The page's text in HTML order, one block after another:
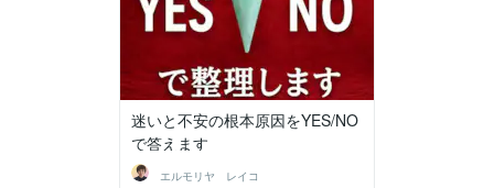
迷いと不安の根本原因をYES/NO
で答えます
エルモリヤ レイコ